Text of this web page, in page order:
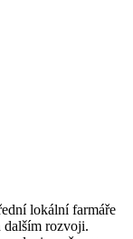
lokální farmáře
dalším rozvoji.